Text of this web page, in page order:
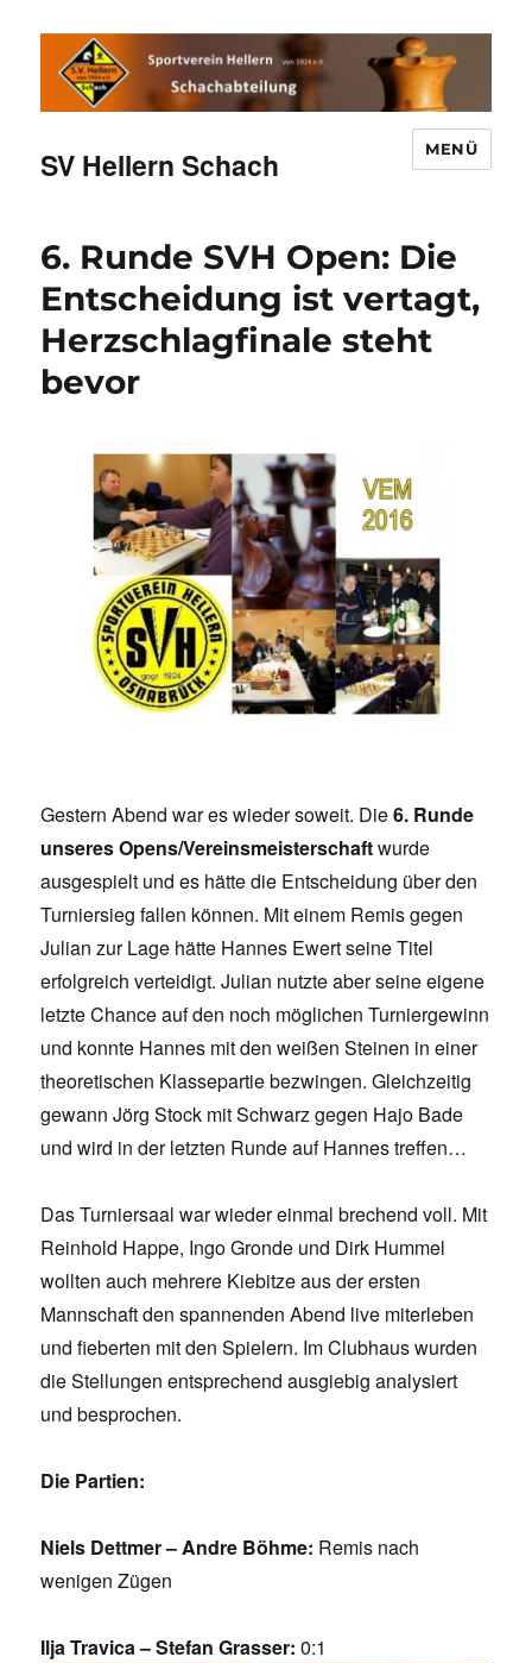
SV Hellern Schach MENÜ
6. Runde SVH Open: Die
Entscheidung ist vertagt,
Herzschlagfinale steht
bevor
Gestern Abend war es wieder soweit. Die6. Runde
unseres Opens/Vereinsmeisterschaftwurde
ausgespielt und es hätte die Entscheidung über den
Turniersieg fallen können. Mit einem Remis gegen
Julian zur Lage hätte Hannes Ewert seine Titel
erfolgreich verteidigt. Julian nutzte aber seine eigene
letzte Chance auf den noch möglichen Turniergewinn
und konnte Hannes mit den weißen Steinen in einer
theoretischen Klassepartie bezwingen. Gleichzeitig
gewann Jörg Stock mit Schwarz gegen Hajo Bade
und wird in der letzten Runde auf Hannes treffen…
Das Turniersaal war wieder einmal brechend voll. Mit
Reinhold Happe, Ingo Gronde und Dirk Hummel
wollten auch mehrere Kiebitze aus der ersten
Mannschaft den spannenden Abend live miterleben
und fieberten mit den Spielern. Im Clubhaus wurden
die Stellungen entsprechend ausgiebig analysiert
und besprochen.
Die Partien:
Niels Dettmer – Andre Böhme: Remis nach
wenigen Zügen
Ilja Travica – Stefan Grasser: 0:1